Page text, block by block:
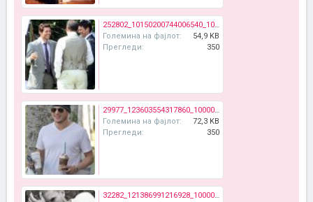
252802_10150200744006540_100428781539_7360938_8071318_n.jpg
Големина на фајлот:
54,9 KB
Прегледи:
350
29977_123603554317860_100000046473108_327541_4356278_n.jpg
Големина на фајлот:
72,3 KB
Прегледи:
350
32282_121386991216928_100000368844245_198464_1317478_n.jpg